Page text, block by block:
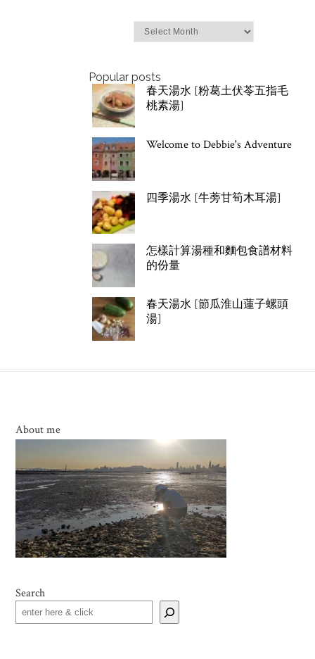
Popular posts
春天湯水 [粉葛土伏苓五指毛
桃素湯]
Welcome to Debbie's Adventure
四季湯水 [牛蒡甘筍木耳湯]
怎樣計算湯種和麵包食譜材料
的份量
春天湯水 [節瓜淮山蓮子螺頭
湯]
About me
Search